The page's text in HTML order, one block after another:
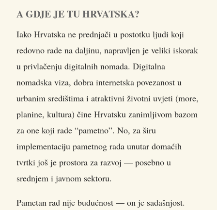
A GDJE JE TU HRVATSKA?
Iako Hrvatska ne prednjači u postotku ljudi koji
redovno rade na daljinu, napravljen je veliki iskorak
u privlačenju digitalnih nomada. Digitalna
nomadska viza, dobra internetska povezanost u
urbanim središtima i atraktivni životni uvjeti (more,
planine, kultura) čine Hrvatsku zanimljivom bazom
za one koji rade “pametno”. No, za širu
implementaciju pametnog rada unutar domaćih
tvrtki još je prostora za razvoj — posebno u
srednjem i javnom sektoru.
Pametan rad nije budućnost — on je sadašnjost.